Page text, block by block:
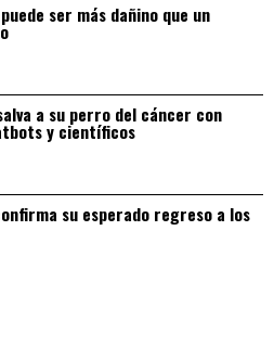
puede ser más dañino que un
a su perro del cáncer con
y científicos
su esperado regreso a los